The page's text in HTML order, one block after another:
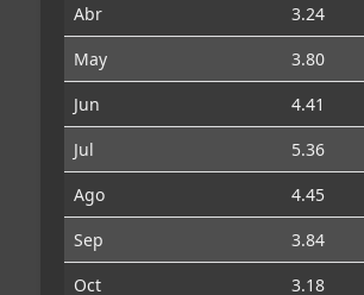
Abr
3.24
May
3.80
Jun
4.41
Jul
5.36
Ago
4.45
Sep
3.84
Oct
3.18